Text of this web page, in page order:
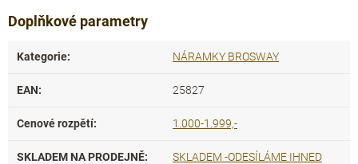
Doplňkové parametry
Kategorie: NÁRAMKY BROSWAY
EAN: 25827
Cenové rozpětí: 1.000-1.999,-
SKLADEM NA PRODEJNĚ: SKLADEM -ODESÍLÁME IHNED